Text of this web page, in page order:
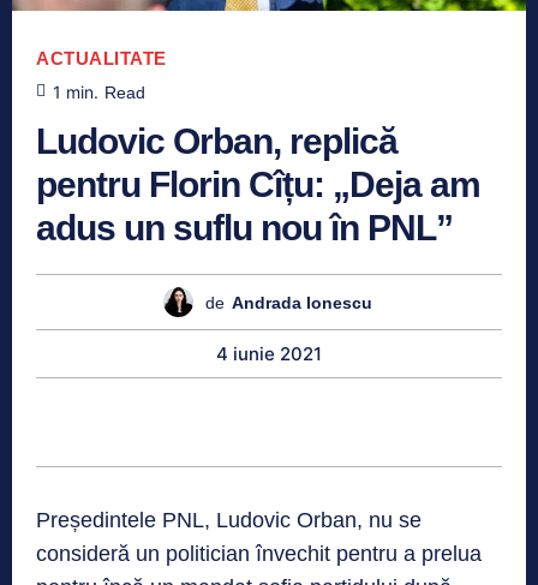
ACTUALITATE
1 min. Read
Ludovic Orban, replică
pentru Florin Cîțu: „Deja am
adus un suflu nou în PNL”
de Andrada Ionescu
4 iunie 2021
Președintele PNL, Ludovic Orban, nu se
consideră un politician învechit pentru a prelua